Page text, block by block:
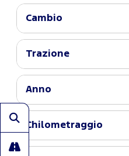
Cambio
Trazione
Anno
Chilometraggio